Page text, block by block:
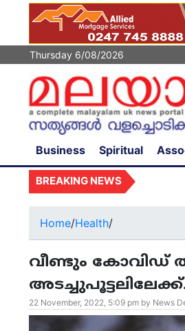
Thursday 6/08/2026
Business Spiritual
BREAKING NEWS
Home/Health/
വീണ്ടും കോവിഡ്
22 November, 2022, 5:09 pm by News